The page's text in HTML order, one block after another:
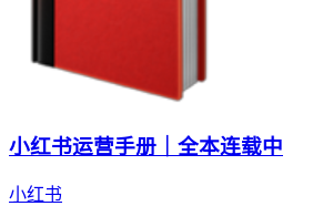
小红书运营手册｜全本连载中
小红书